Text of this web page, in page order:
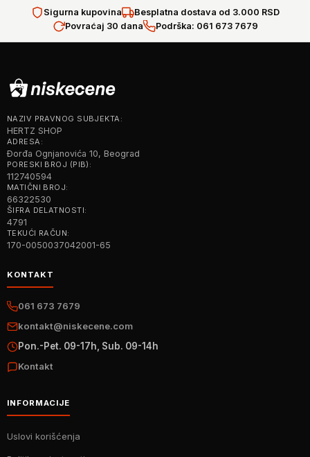
Sigurna kupovina
Besplatna dostava od 3.000 RSD
Povraćaj 30 dana
Podrška: 061 673 7679
NAZIV PRAVNOG SUBJEKTA:
HERTZ SHOP
ADRESA:
Đorđa Ognjanovića 10, Beograd
PORESKI BROJ (PIB):
112740594
MATIČNI BROJ:
66322530
ŠIFRA DELATNOSTI:
4791
TEKUĆI RAČUN:
170-0050037042001-65
KONTAKT
061 673 7679
kontakt@niskecene.com
Pon.-Pet. 09-17h, Sub. 09-14h
Kontakt
INFORMACIJE
Uslovi korišćenja